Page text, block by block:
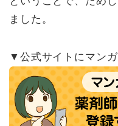
ました。
▼公式サイトにマンガ